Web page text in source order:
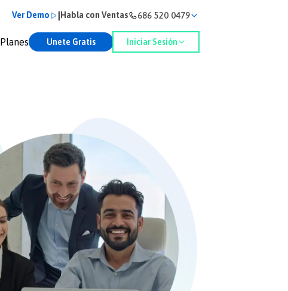
Planes Unete Gratis Iniciar Sesión
Ver Demo Habla con Ventas 686 520 0479